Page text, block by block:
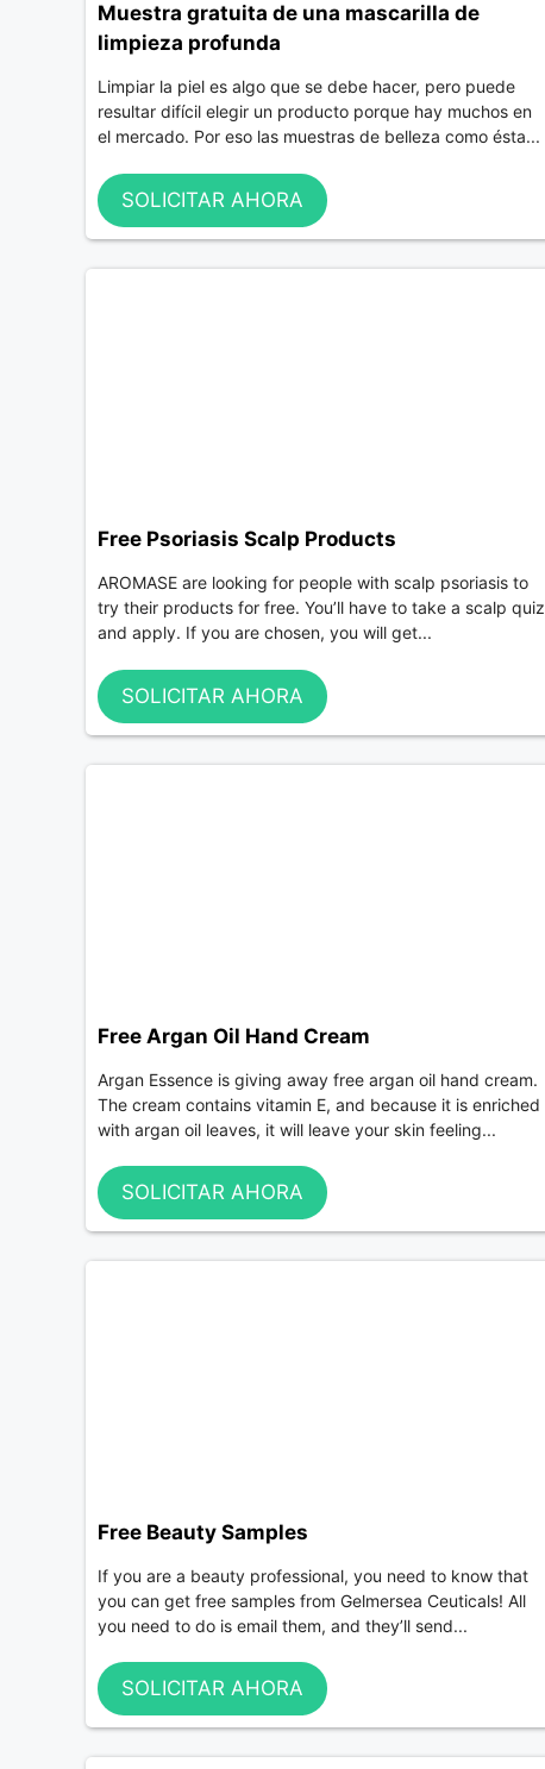
Muestra gratuita de una mascarilla de
limpieza profunda
Limpiar la piel es algo que se debe hacer, pero puede
resultar difícil elegir un producto porque hay muchos en
el mercado. Por eso las muestras de belleza como ésta...
SOLICITAR AHORA
Free Psoriasis Scalp Products
AROMASE are looking for people with scalp psoriasis to
try their products for free. You’ll have to take a scalp quiz
and apply. If you are chosen, you will get...
SOLICITAR AHORA
Free Argan Oil Hand Cream
Argan Essence is giving away free argan oil hand cream.
The cream contains vitamin E, and because it is enriched
with argan oil leaves, it will leave your skin feeling...
SOLICITAR AHORA
Free Beauty Samples
If you are a beauty professional, you need to know that
you can get free samples from Gelmersea Ceuticals! All
you need to do is email them, and they’ll send...
SOLICITAR AHORA